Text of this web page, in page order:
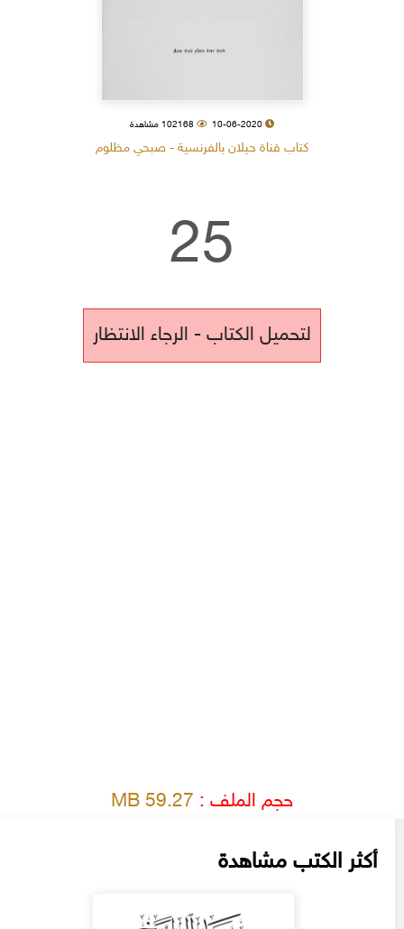
10-06-2020 102168 مشاهدة
كتاب قناة حيلان بالفرنسية - صبحي مظلوم
25
لتحميل الكتاب - الرجاء الانتظار
حجم الملف : 59.27 MB
أكثر الكتب مشاهدة